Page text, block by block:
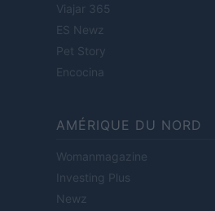
Viajar 365
ES Newz
Pet Story
Encocina
AMÉRIQUE DU NORD
Womanmagazine
Investing Plus
Newz